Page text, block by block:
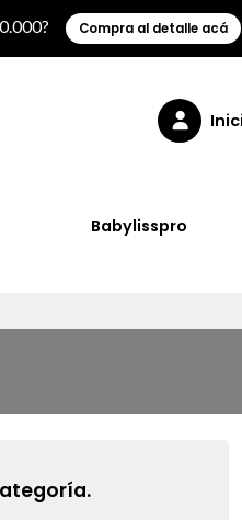
Compra al detalle acá
Babylisspro